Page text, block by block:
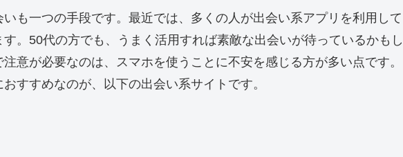
いも一つの手段です。最近では、多くの人が出会い系アプリを利用して
。50代の方でも、うまく活用すれば素敵な出会いが待っているかもし
意が必要なのは、スマホを使うことに不安を感じる方が多い点です。
すすめなのが、以下の出会い系サイトです。